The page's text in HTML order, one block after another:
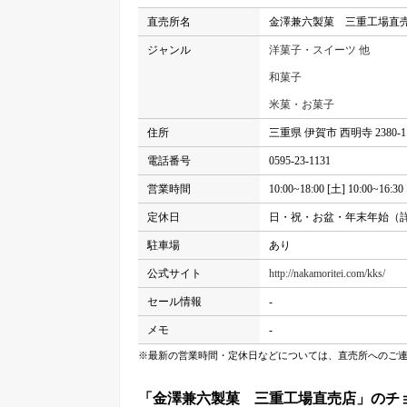
直売所名 金澤兼六製菓 三重工場直
ジャンル 洋菓子・スイーツ 他
和菓子
米菓・お菓子
住所 三重県 伊賀市 西明寺 2380-1
電話番号 0595-23-1131
営業時間 10:00~18:00 [土] 10:00~16:30
定休日 日・祝・お盆・年末年始（
駐車場 あり
公式サイト http://nakamoritei.com/kks/
セール情報 -
メモ -
※最新の営業時間・定休日などについては、直売所へのご
「金澤兼六製菓 三重工場直売店」のチ